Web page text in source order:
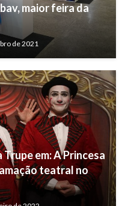
maior feira da
de 2021
em: A Princesa
teatral no